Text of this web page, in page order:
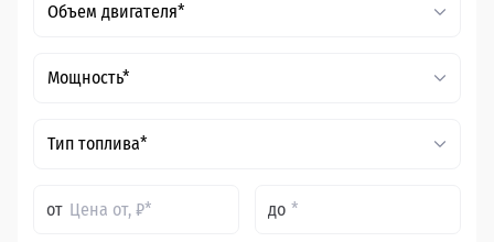
Объем двигателя*
Мощность*
Тип топлива*
от до